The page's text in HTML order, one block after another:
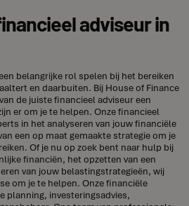
adviseur in
belangrijke rol spelen bij het bereiken
en daarbuiten. Bij House of Finance
de juiste financieel adviseur een
er om je te helpen. Onze financieel
in het analyseren van jouw financiële
een op maat gemaakte strategie om je
Of je nu op zoek bent naar hulp bij
financiën, het opzetten van een
van jouw belastingstrategieën, wij
om je te helpen. Onze financiële
planning, investeringsadvies,